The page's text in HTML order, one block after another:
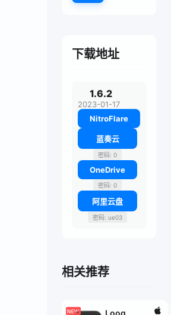
下载地址
1.6.2
2023-01-17
NitroFlare
蓝奏云
密码: 0
OneDrive
密码: 0
阿里云盘
密码: ue03
相关推荐
Looq